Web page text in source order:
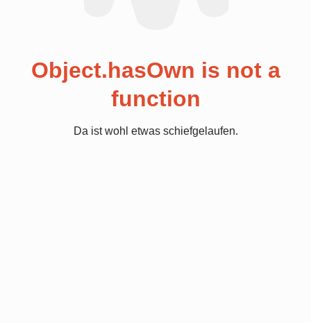
Object.hasOwn is not a
function
Da ist wohl etwas schiefgelaufen.